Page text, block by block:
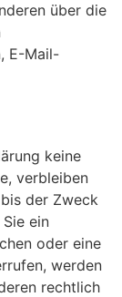
über die
E-Mail-
keine
verbleiben
der Zweck
ein
oder eine
werden
rechtlich